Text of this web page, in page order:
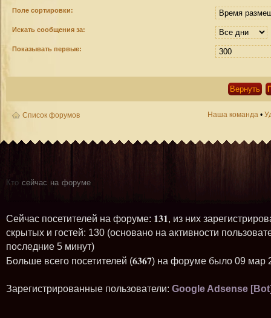
Поле сортировки:
Искать сообщения за:
Показывать первые:
Список форумов Наша команда •
Кто сейчас на форуме
Сейчас посетителей на форуме: 131, из них
скрытых и гостей: 130 (основано на активности
последние 5 минут)
Больше всего посетителей (6367) на форуме было 09 мар
Зарегистрированные пользователи: Google Adsense